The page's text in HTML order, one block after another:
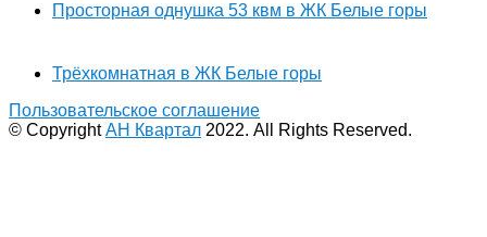
Просторная однушка 53 квм в ЖК Белые горы
Трёхкомнатная в ЖК Белые горы
Пользовательское соглашение
© CopyrightАН Квартал 2022. All Rights Reserved.